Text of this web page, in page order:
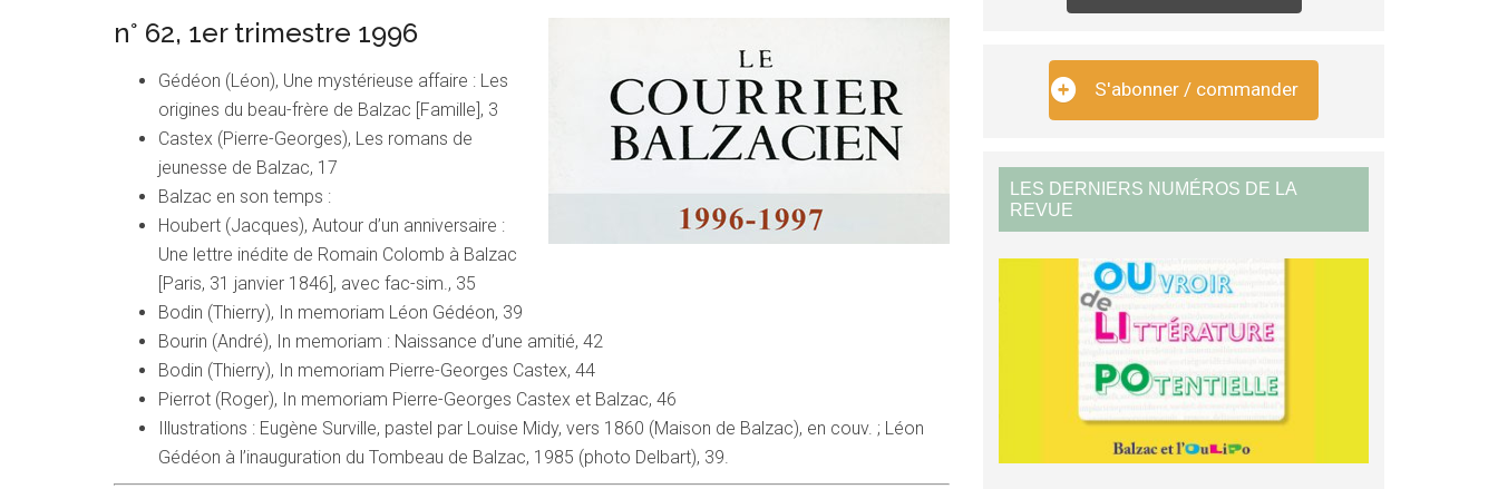
n° 62, 1er trimestre 1996
Gédéon (Léon), Une mystérieuse affaire : Les
origines du beau-frère de Balzac [Famille], 3
Castex (Pierre-Georges), Les romans de
jeunesse de Balzac, 17
Balzac en son temps :
Houbert (Jacques), Autour d’un anniversaire :
Une lettre inédite de Romain Colomb à Balzac
[Paris, 31 janvier 1846], avec fac-sim., 35
Bodin (Thierry), In memoriam Léon Gédéon, 39
Bourin (André), In memoriam : Naissance d’une amitié, 42
Bodin (Thierry), In memoriam Pierre-Georges Castex, 44
Pierrot (Roger), In memoriam Pierre-Georges Castex et Balzac, 46
Illustrations : Eugène Surville, pastel par Louise Midy, vers 1860 (Maison de Balzac), en couv. ; Léon
Gédéon à l’inauguration du Tombeau de Balzac, 1985 (photo Delbart), 39.
S'abonner / commander
LES DERNIERS NUMÉROS DE LA
REVUE